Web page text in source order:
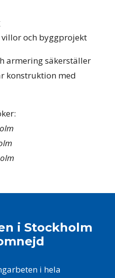
och byggprojekt
armering säkerställer
konstruktion med
i Stockholm
i hela